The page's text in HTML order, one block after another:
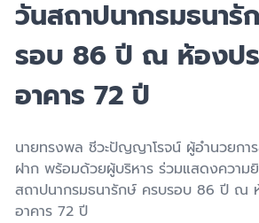
วันสถาปนากรมธนา
รอบ 86 ปี ณ ห้องป
อาคาร 72 ปี
นายทรงพล ชีวะปัญญาโรจน์ ผู้อำนวยกา
ฝาก พร้อมด้วยผู้บริหาร ร่วมแสดงความ
สถาปนากรมธนารักษ์ ครบรอบ 86 ปี ณ
อาคาร 72 ปี